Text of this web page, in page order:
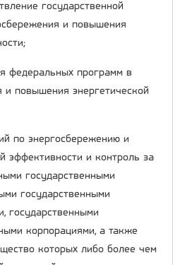
государственной
и повышения
федеральных программ в
и повышения энергетической
по энергосбережению и
эффективности и контроль за
государственными
государственными
государственными
корпорациями, а также
которых либо более чем